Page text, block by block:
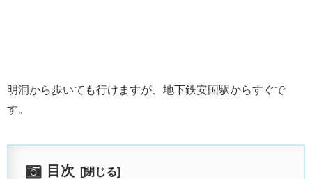
明洞から歩いても行けますが、地下鉄安国駅からすぐで
す。
目次